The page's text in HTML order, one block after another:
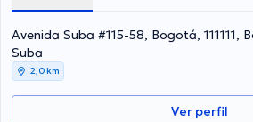
ha contribuido en considerables
una formación continua en su campo de
anunciado importantes comunicados.
hablado por el profesional de la salud.
Avenida Suba #115-58, Bogotá, 111111,
Suba
2,0 km
Ver perfil